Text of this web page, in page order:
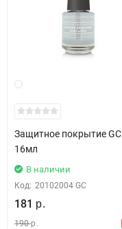
Защитное покрытие GC
16мл
В наличии
Код: 20102004 GC
181 р.
190р.